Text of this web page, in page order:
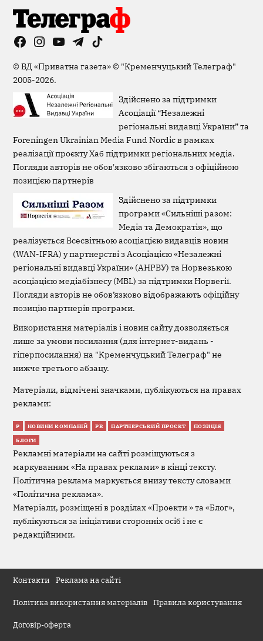
FacebookInstagram
YouTubeTelegramTikTok
©ВД «Приватна газета»© "Кременчуцький Телеграф"
2005-2026.
Здійснено за підтримки
Асоціації “Незалежні
регіональні видавці України” та
Foreningen Ukrainian Media Fund Nordic в рамках
реалізації проєкту Хаб підтримки регіональних медіа.
Погляди авторів не обов'язково збігаються з офіційною
позицією партнерів
Здійснено за підтримки
програми «Сильніші разом:
Медіа та Демократія», що
реалізується Всесвітньою асоціацією видавців новин
(WAN-IFRA) у партнерстві з Асоціацією «Незалежні
регіональні видавці України» (АНРВУ) та Норвезькою
асоціацією медіабізнесу (MBL) за підтримки Норвегії.
Погляди авторів не обов’язково відображають офіційну
позицію партнерів програми.
Використання матеріалів і новин сайту дозволяється
лише за умови посилання (для інтернет-видань -
гіперпосилання) на "Кременчуцький Телеграф" не
нижче третього абзацу.
Матеріали, відмічені значками, публікуються на правах
реклами:
Р НОВИНИ КОМПАНІЙ PR ПАРТНЕРСЬКИЙ ПРОЄКТ ПОЗИЦІЯ
БЛОГИ
Рекламні матеріали на сайті розміщуються з
маркуванням «На правах реклами» в кінці тексту.
Політична реклама маркується внизу тексту словами
«Політична реклама».
Матеріали, розміщені в розділах «Проекти » та «Блог»,
публікуються за ініціативи сторонніх осіб і не є
редакційними.
Контакти Реклама на сайті
Політика використання матеріалів Правила користування
Договір-оферта